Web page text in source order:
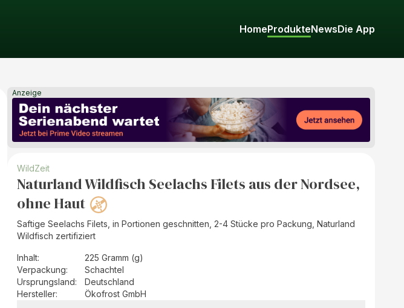
HomeProdukteNewsDie App
Anzeige
WildZeit
Naturland Wildfisch Seelachs Filets aus der Nordsee,
ohne Haut
Saftige Seelachs Filets, in Portionen geschnitten, 2-4 Stücke pro Packung, Naturland
Wildfisch zertifiziert
Inhalt:
225 Gramm (g)
Verpackung:
Schachtel
Ursprungsland:
Deutschland
Hersteller: Ökofrost GmbH